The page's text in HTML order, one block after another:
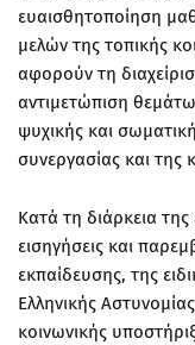
ευαισθητοποίηση
μελών της τοπικής
αφορούν τη
αντιμετώπιση
ψυχικής και
συνεργασίας και της
Κατά τη διάρκεια
εισηγήσεις και
εκπαίδευσης, της
Ελληνικής
κοινωνικής